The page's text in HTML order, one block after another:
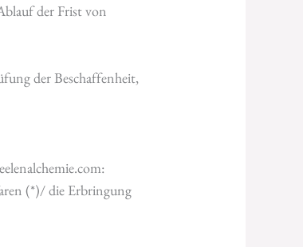
der Frist von
der Beschaffenheit,
(*)/ die Erbringung